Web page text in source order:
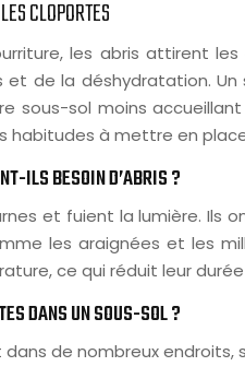
CLOPORTES
les abris attirent
de la déshydratation.
sous-sol moins
habitudes à mettre en
ILS BESOIN D’ABRIS ?
et fuient la lumière. Ils
les araignées et les
ce qui réduit leur durée
DANS UN SOUS-SOL ?
de nombreux